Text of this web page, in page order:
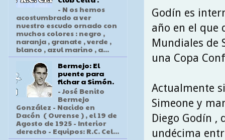
Godín es
año en el que
Mundiales de
una Copa
Actualmente
Simeone y
Diego Godín ,
undécima
- N os hemos
acostumbrado a ver
nuestro escudo ornado con
muchos colores : negro ,
naranja , granate , verde ,
blanco , azul marino , a...
Bermejo: El
puente para
fichar a Simón.
- José Benito
Bermejo
González - Nacido en
Dacón ( Ourense ) , el 19 de
Agosto de 1925 - Interior
derecho - Equipos: R.C. Cel...